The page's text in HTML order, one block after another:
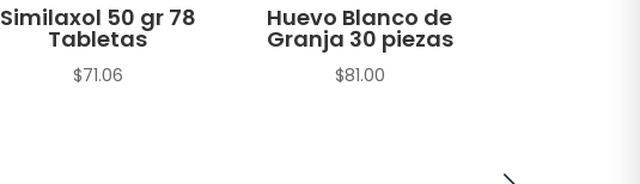
Similaxol 50 gr 78
Tabletas
$71.06
Huevo Blanco de
Granja 30 piezas
$81.00